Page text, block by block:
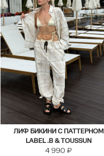
ЛИФ БИКИНИ C ПАТТЕРНОМ
LABEL .B & TOUSSUN
4 990 ₽